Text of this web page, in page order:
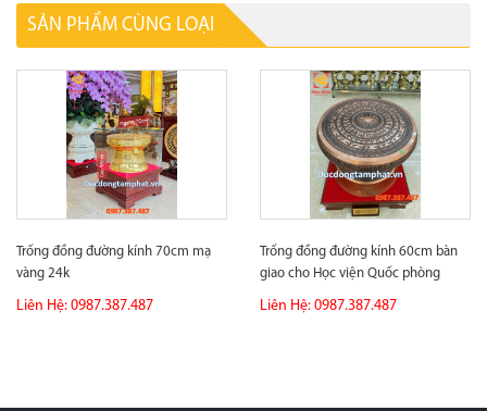
SẢN PHẨM CÙNG LOẠI
Trống đồng đường kính 70cm mạ
vàng 24k
Liên Hệ: 0987.387.487
Trống đồng đường kính 60cm bàn
giao cho Học viện Quốc phòng
Liên Hệ: 0987.387.487